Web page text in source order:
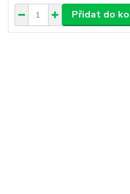
Přidat do